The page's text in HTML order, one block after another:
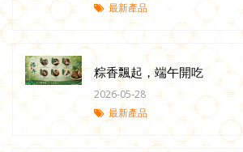
最新產品
粽香飄起，端午開吃
2026-05-28
最新產品